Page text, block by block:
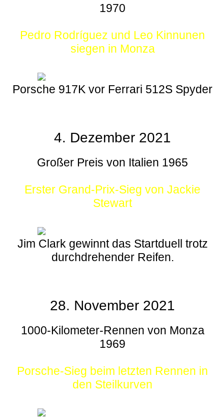
1970
Pedro Rodríguez und Leo Kinnunen
siegen in Monza
Porsche 917K vor Ferrari 512S Spyder
4. Dezember 2021
Großer Preis von Italien 1965
Erster Grand-Prix-Sieg von Jackie
Stewart
Jim Clark gewinnt das Startduell trotz
durchdrehender Reifen.
28. November 2021
1000-Kilometer-Rennen von Monza
1969
Porsche-Sieg beim letzten Rennen in
den Steilkurven